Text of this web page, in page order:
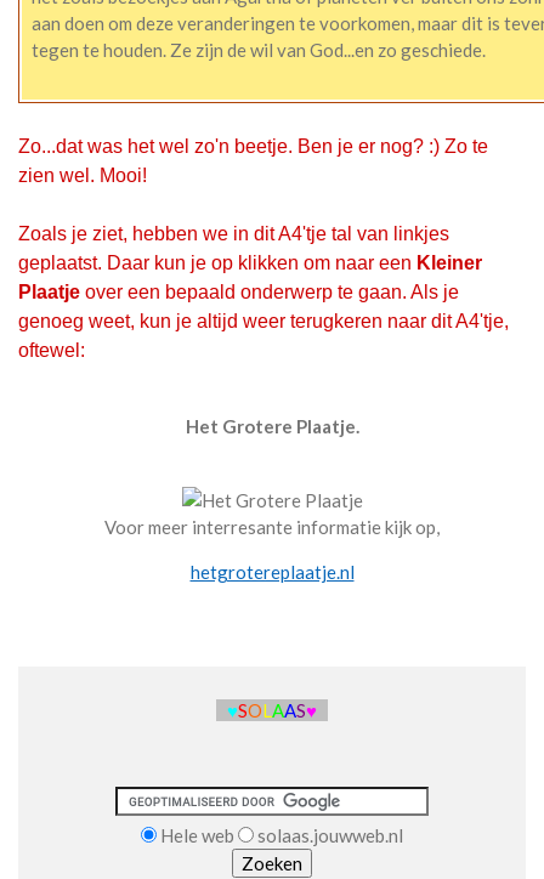
aan doen om deze veranderingen te voorkomen, maar dit is
tegen te houden. Ze zijn de wil van God...en zo geschiede.
Zo...dat was het wel zo'n beetje. Ben je er nog? :) Zo te
zien wel. Mooi!
Zoals je ziet, hebben we in dit A4'tje tal van linkjes
geplaatst. Daar kun je op klikken om naar een Kleiner
Plaatje over een bepaald onderwerp te gaan. Als je
genoeg weet, kun je altijd weer terugkeren naar dit A4'tje,
oftewel:
Het Grotere Plaatje.
Voor meer interresante informatie kijk op,
hetgrotereplaatje.nl
♥SOLAAS♥
Hele web solaas.jouwweb.nl